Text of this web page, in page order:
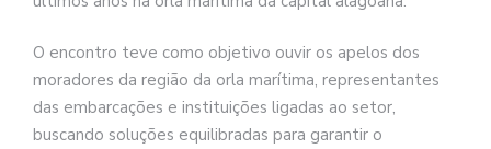
O encontro teve como objetivo ouvir os apelos dos
moradores da região da orla marítima, representantes
das embarcações e instituições ligadas ao setor,
buscando soluções equilibradas para garantir o